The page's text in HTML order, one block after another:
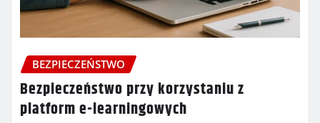
BEZPIECZEŃSTWO
Bezpieczeństwo przy korzystaniu z
platform e-learningowych